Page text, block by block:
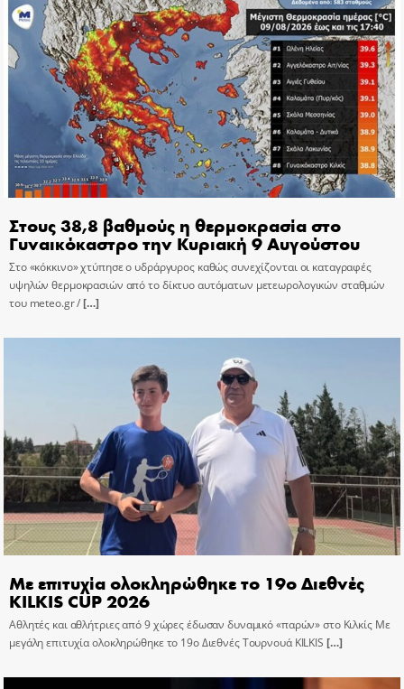
Στους 38,8 βαθμούς η θερμοκρασία στο
Γυναικόκαστρο την Κυριακή 9 Αυγούστου
Στο «κόκκινο» χτύπησε ο υδράργυρος καθώς συνεχίζονται οι καταγραφές
υψηλών θερμοκρασιών από το δίκτυο αυτόματων μετεωρολογικών σταθμών
του meteo.gr /[…]
Με επιτυχία ολοκληρώθηκε το 19ο Διεθνές
KILKIS CUP 2026
Αθλητές και αθλήτριες από 9 χώρες έδωσαν δυναμικό «παρών» στο Κιλκίς Με
μεγάλη επιτυχία ολοκληρώθηκε το 19ο Διεθνές Τουρνουά KILKIS […]